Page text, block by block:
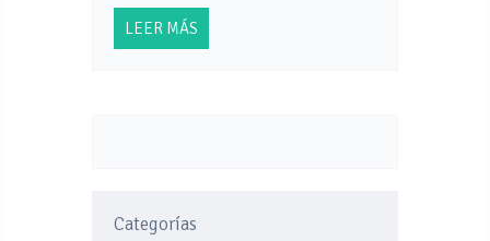
LEER MÁS
Categorías